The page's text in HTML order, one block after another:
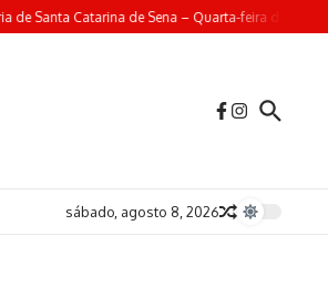
Santa Catarina de Sena – Quarta-feira da 4ª
sábado, agosto 8, 2026